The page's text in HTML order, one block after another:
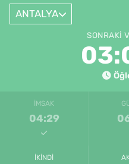
ANTALYA
SONRAKI
İMSAK
04:29
İKINDI